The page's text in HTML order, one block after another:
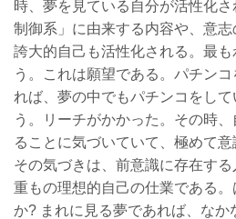
時、夢を見ている自分が活性化
制御系」に由来する内容や、意
誇大的自己も活性化される。 最も
う。これは願望である。パチン
れば、夢の中でもパチンコをし
う。リーチがかかった。その時
ることに気づいていて、極めて意
その気づきは、前意識に存在す
重もの理想的自己の仕業である
か? まれに見る夢であれば、なか